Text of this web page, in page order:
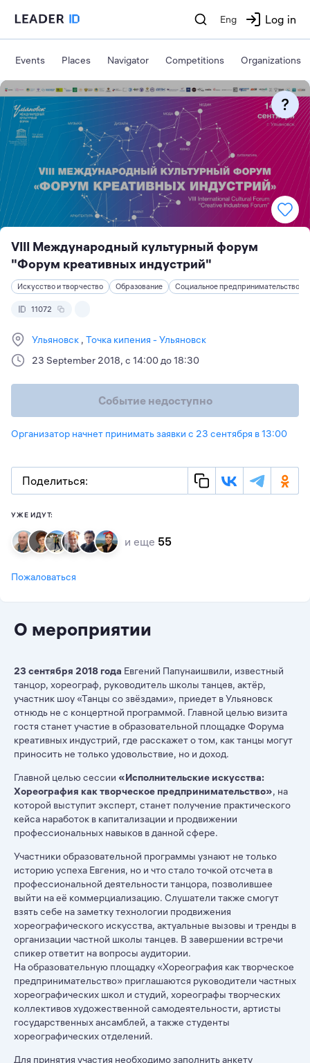
Eng Log in
Events Places Navigator Competitions Organizations
VIII Международный культурный форум
"Форум креативных индустрий"
Искусство и творчество Образование Социальное предпринимательство
11072
Ульяновск Точка кипения - Ульяновск
23 September 2018, с 14:00 до 18:30
Событие недоступно
Организатор начнет принимать заявки с 23 сентября в 13:00
Поделиться:
УЖЕ ИДУТ:
и еще 55
Пожаловаться
О мероприятии
23 сентября 2018 года Евгений Папунаишвили, известный
танцор, хореограф, руководитель школы танцев, актёр,
участник шоу «Танцы со звёздами», приедет в Ульяновск
отнюдь не с концертной программой. Главной целью визита
гостя станет участие в образовательной площадке Форума
креативных индустрий, где расскажет о том, как танцы могут
приносить не только удовольствие, но и доход.
Главной целью сессии «Исполнительские искусства:
Хореография как творческое предпринимательство», на
которой выступит эксперт, станет получение практического
кейса наработок в капитализации и продвижении
профессиональных навыков в данной сфере.
Участники образовательной программы узнают не только
историю успеха Евгения, но и что стало точкой отсчета в
профессиональной деятельности танцора, позволившее
выйти на её коммерциализацию. Слушатели также смогут
взять себе на заметку технологии продвижения
хореографического искусства, актуальные вызовы и тренды в
организации частной школы танцев. В завершении встречи
спикер ответит на вопросы аудитории.
На образовательную площадку «Хореография как творческое
предпринимательство» приглашаются руководители частных
хореографических школ и студий, хореографы творческих
коллективов художественной самодеятельности, артисты
государственных ансамблей, а также студенты
хореографических отделений.
Для принятия участия необходимо заполнить анкету